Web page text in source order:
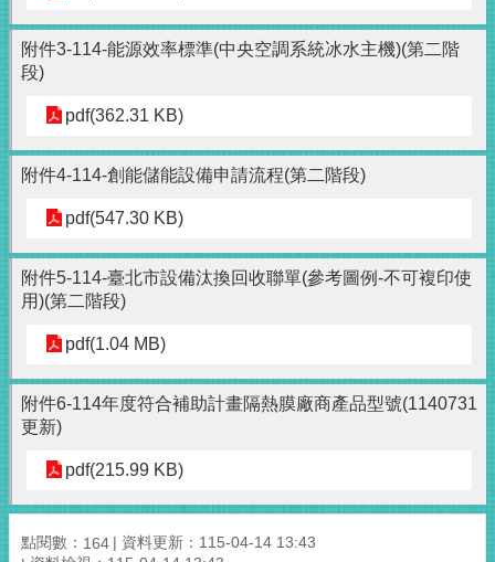
附件3-114-能源效率標準(中央空調系統冰水主機)(第二階
段)
pdf(362.31 KB)
附件4-114-創能儲能設備申請流程(第二階段)
pdf(547.30 KB)
附件5-114-臺北市設備汰換回收聯單(參考圖例-不可複印使
用)(第二階段)
pdf(1.04 MB)
附件6-114年度符合補助計畫隔熱膜廠商產品型號(1140731
更新)
pdf(215.99 KB)
點閱數： 164
資料更新：115-04-14 13:43